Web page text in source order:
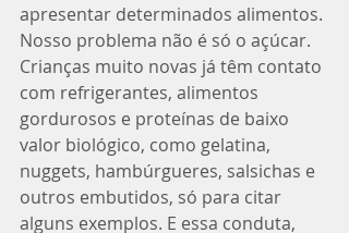
apresentar determinados alimentos.
Nosso problema não é só o açúcar.
Crianças muito novas já têm contato
com refrigerantes, alimentos
gordurosos e proteínas de baixo
valor biológico, como gelatina,
nuggets, hambúrgueres, salsichas e
outros embutidos, só para citar
alguns exemplos. E essa conduta,